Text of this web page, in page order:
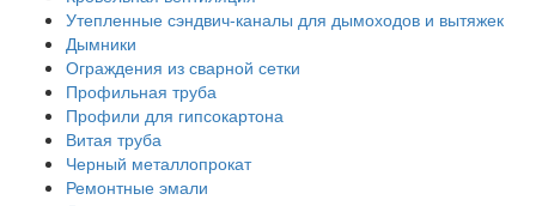
Утепленные сэндвич-каналы для дымоходов и вытяжек
Дымники
Ограждения из сварной сетки
Профильная труба
Профили для гипсокартона
Витая труба
Черный металлопрокат
Ремонтные эмали